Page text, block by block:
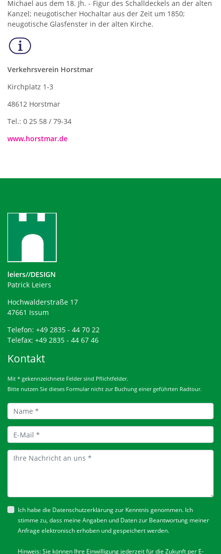
Michael aus dem 18. Jh. - Figur des Schalldeckels an der alten
Kanzel; neugotischer Hochaltar aus der Zeit um 1850;
neugotische Glasfenster in der alten Kirche.
Verkehrsverein Horstmar
Kirchplatz 1-3
48612 Horstmar
Tel.: 0 25 58 / 79-34
www.horstmar.de
leiers//DESIGN
Patrick Leiers
Hochwalderstraße 17
47661 Issum
Telefon: +49 2835 - 44 70 22
Telefax: +49 2835 - 44 67 46
Kontakt
Mit * gekennzeichnete Felder sind Pflichtfelder.
Bitte nutzen Sie dieses Formular nicht zur Buchung einer geführten Radtour.
Ich habe die Datenschutzerklärungzur Kenntnis genommen. Ich
stimme zu, dass meine Angaben und Daten zur Beantwortung meiner
Anfrage elektronisch erhoben und gespeichert werden.
Hinweis: Sie können Ihre Einwilligung jederzeit für die Zukunft per E-